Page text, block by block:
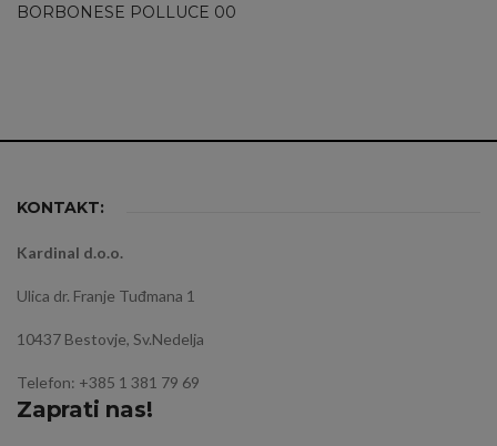
BORBONESE POLLUCE 00
KONTAKT:
Kardinal d.o.o.
Ulica dr. Franje Tuđmana 1
10437 Bestovje, Sv.Nedelja
Telefon: +385 1 381 79 69
Zaprati nas!